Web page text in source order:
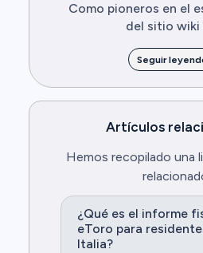
Como pioneros en el
del sitio wiki
Seguir
Artículos
Hemos recopilado una
¿Qué es el informe
eToro para
Italia?